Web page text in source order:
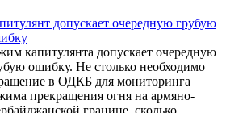
допускает очередную грубую
капитулянта допускает очередную
ошибку. Не столько необходимо
в ОДКБ для мониторинга
прекращения огня на армяно-
границе, сколько